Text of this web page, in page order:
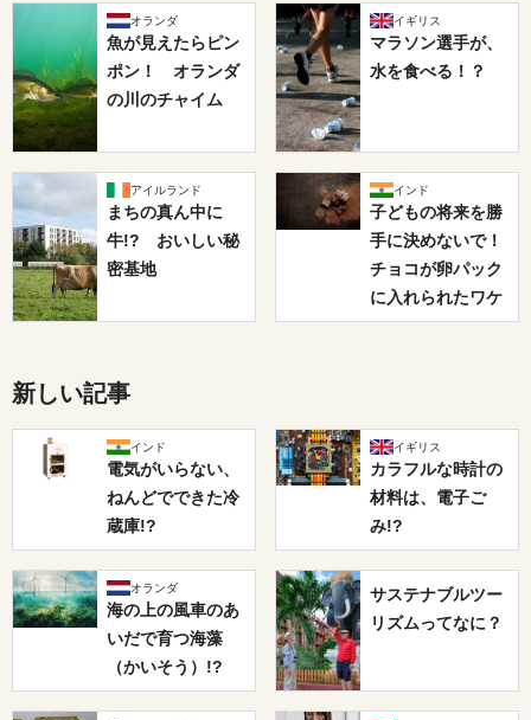
オランダ
魚が見えたらピン
ポン！ オランダ
の川のチャイム
イギリス
マラソン選手が、
水を食べる！？
アイルランド
まちの真ん中に
牛!? おいしい秘
密基地
インド
子どもの将来を勝
手に決めないで！
チョコが卵パック
に入れられたワケ
新しい記事
インド
電気がいらない、
ねんどでできた冷
蔵庫!?
イギリス
カラフルな時計の
材料は、電子ご
み!?
オランダ
海の上の風車のあ
いだで育つ海藻
（かいそう）!?
サステナブルツー
リズムってなに？